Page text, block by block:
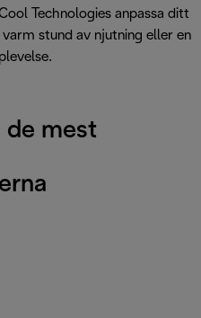
Technologies anpassa ditt
stund av njutning eller en
de mest